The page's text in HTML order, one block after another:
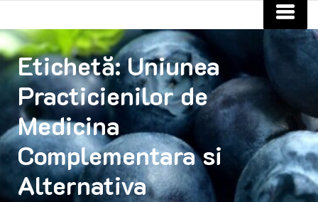
Etichetă:Uniunea
Practicienilor de
Medicina
Complementara si
Alternativa